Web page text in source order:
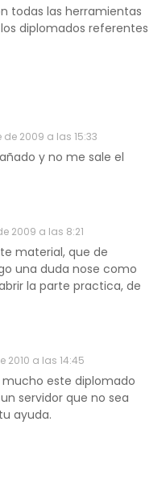
todas las herramientas
diplomados referentes
2009 a las 15:33
y no me sale el
2009 a las 8:21
material, que de
una duda nose como
la parte practica, de
2010 a las 14:45
este diplomado
servidor que no sea
ayuda.